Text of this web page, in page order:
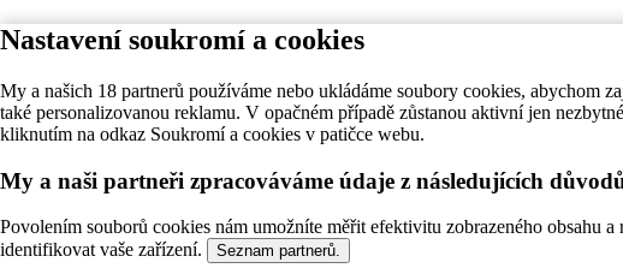
Nastavení soukromí a cookies
My a našich 18 partnerů používáme nebo ukládáme soubory cookies, abychom
také personalizovanou reklamu. V opačném případě zůstanou aktivní jen
kliknutím na odkaz Soukromí a cookies v patičce webu.
My a naši partneři zpracováváme údaje z následujících
Povolením souborů cookies nám umožníte měřit efektivitu zobrazeného obsahu
identifikovat vaše zařízení.
Seznam partnerů.